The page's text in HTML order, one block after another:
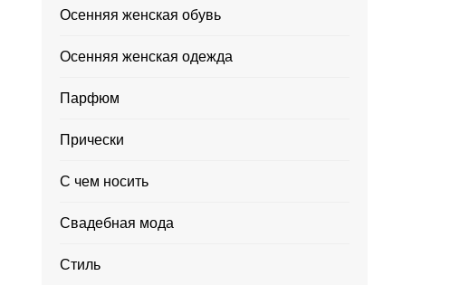
Осенняя женская обувь
Осенняя женская одежда
Парфюм
Прически
С чем носить
Свадебная мода
Стиль